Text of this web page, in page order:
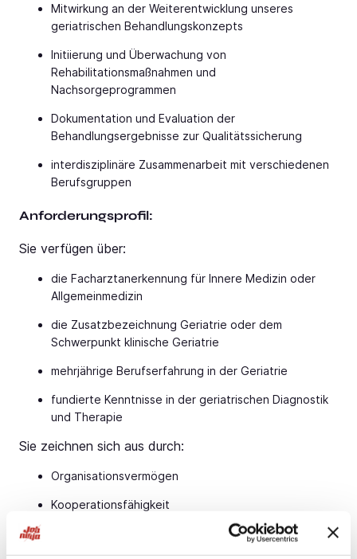
Mitwirkung an der Weiterentwicklung unseres
geriatrischen Behandlungskonzepts
Initiierung und Überwachung von
Rehabilitationsmaßnahmen und
Nachsorgeprogrammen
Dokumentation und Evaluation der
Behandlungsergebnisse zur Qualitätssicherung
interdisziplinäre Zusammenarbeit mit verschiedenen
Berufsgruppen
Anforderungsprofil:
Sie verfügen über:
die Facharztanerkennung für Innere Medizin oder
Allgemeinmedizin
die Zusatzbezeichnung Geriatrie oder dem
Schwerpunkt klinische Geriatrie
mehrjährige Berufserfahrung in der Geriatrie
fundierte Kenntnisse in der geriatrischen Diagnostik
und Therapie
Sie zeichnen sich aus durch:
Organisationsvermögen
Kooperationsfähigkeit
hohe soziale und fachliche Kompetenz